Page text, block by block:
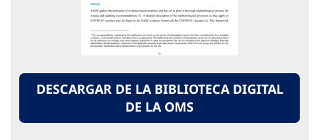
DESCARGAR DE LA BIBLIOTECA DIGITAL
DE LA OMS